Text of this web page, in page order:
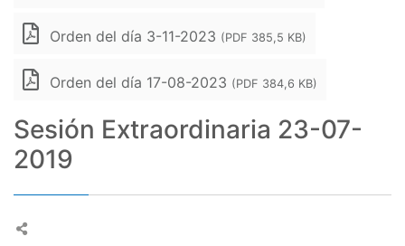
Orden del día 3-11-2023 (PDF 385,5 KB)
Orden del día 17-08-2023 (PDF 384,6 KB)
Sesión Extraordinaria 23-07-
2019